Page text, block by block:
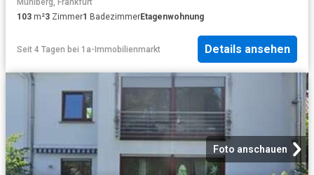
103 m²3 Zimmer1 BadezimmerEtagenwohnung
Seit 4 Tagen bei 1a-Immobilienmarkt Details ansehen
Foto anschauen